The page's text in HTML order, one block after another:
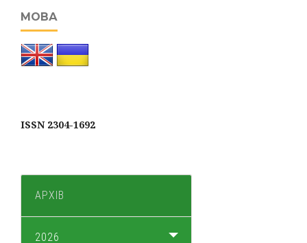
МОВА
ISSN 2304-1692
АРХІВ
2026